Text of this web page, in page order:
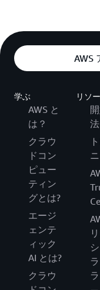
AWS
学ぶ
AWS と
は？
クラウ
ドコン
ピュー
ティン
グとは?
エージ
ェンテ
ィック
AI とは?
クラウ
リソ
法